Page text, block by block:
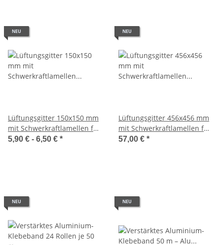
NEU
Lüftungsgitter 150x150 mm
mit Schwerkraftlamellen für
110x55 mm aus ASA-
5,90 € - 6,50 € *
NEU
Lüftungsgitter 456x456 mm
mit Schwerkraftlamellen für
Ø 400 mm aus ASA-
57,00 € *
NEU NEU